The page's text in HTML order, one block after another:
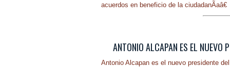
acuerdos en beneficio de la ciudadanÃ­aâ€
ANTONIO ALCAPAN ES EL NUEVO
Antonio Alcapan es el nuevo presidente